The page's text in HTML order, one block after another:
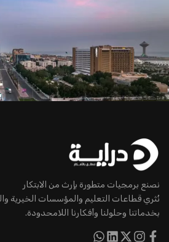
نصنع برمجيات متطورة بإرث من الابتكار
نُثري قطاعات التعليم والمؤسسات الخيرية
بخدماتنا وحلولنا وأفكارنا اللامحدودة.